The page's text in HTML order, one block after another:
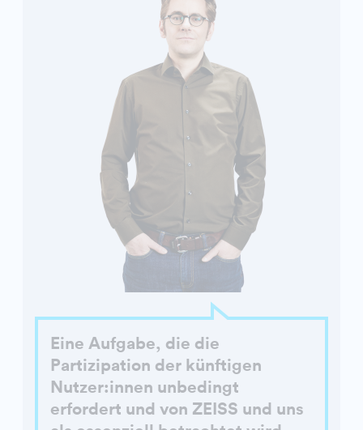
Eine Aufgabe, die die
Partizipation der künftigen
Nutzer:innen unbedingt
erfordert und von ZEISS und uns